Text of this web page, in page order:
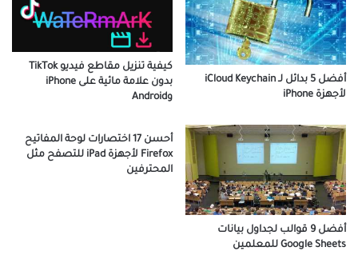
أفضل 5 بدائل لـ iCloud Keychain
لأجهزة iPhone
كيفية تنزيل مقاطع فيديو TikTok
بدون علامة مائية على iPhone
وAndroid
أفضل 9 قوالب لجداول بيانات
Google Sheets للمعلمين
أحسن 17 اختصارات لوحة المفاتيح
Firefox لأجهزة iPad للتصفح مثل
المحترفين